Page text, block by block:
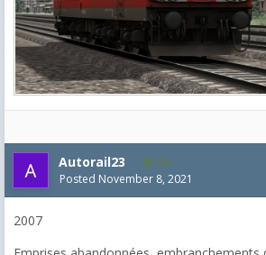
Autorail23 153
Posted November 8, 2021
2007